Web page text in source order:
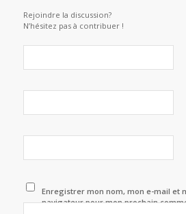
Rejoindre la discussion?
N’hésitez pas à contribuer !
Enregistrer mon nom, mon e-mail et
navigateur pour mon prochain